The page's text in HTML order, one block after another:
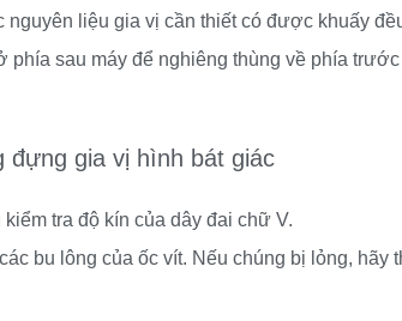
liệu gia vị cần thiết có được khuấy
phía sau máy để nghiêng thùng về phía trước
đựng gia vị hình bát giác
tra độ kín của dây đai chữ V.
bu lông của ốc vít. Nếu chúng bị lỏng, hãy